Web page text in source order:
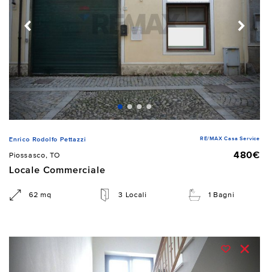
Enrico Rodolfo Pettazzi RE/MAX Casa Service
Piossasco, TO
480€
Locale Commerciale
62 mq 3 Locali 1 Bagni